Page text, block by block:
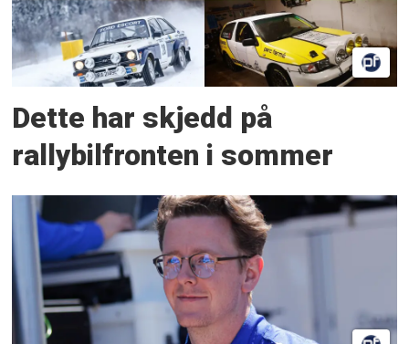
Dette har skjedd på
rallybilfronten i sommer